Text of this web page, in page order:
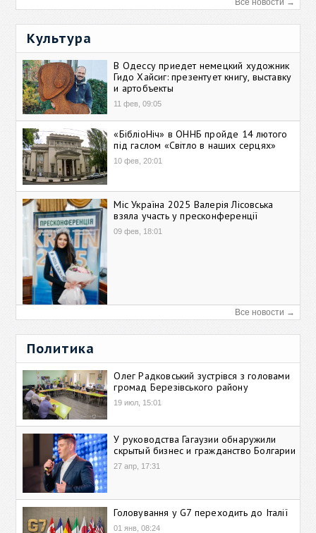
Культура
В Одессу приедет немецкий художник
Гидо Хайсиг: презентует книгу, выставку
и артобъекты
11 фев, 09:05
«БібліоНіч» в ОННБ пройде 14 лютого
під гаслом «Світло в наших серцях»
10 фев, 20:01
Міс Україна 2025 Валерія Лісовська
взяла участь у пресконференції
09 фев, 18:01
Все новости →
Политика
Олег Радковський зустрівся з головами
громад Березівського району
19 июл, 15:01
У руководства Гагаузии обнаружили
скрытый бизнес и гражданство Болгарии
27 апр, 17:31
Головування у G7 переходить до Італії
01 янв, 08:24